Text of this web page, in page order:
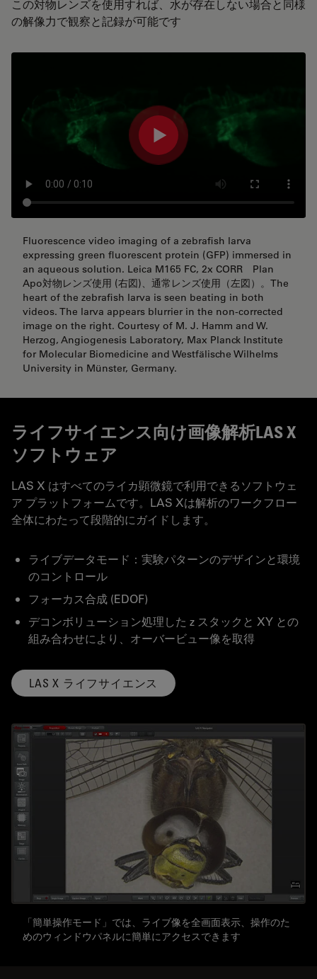
この対物レンズを使用すれば、水が存在しない場合と同様
の解像力で観察と記録が可能です
Fluorescence video imaging of a zebrafish larva
expressing green fluorescent protein (GFP) immersed in
an aqueous solution. Leica M165 FC, 2x CORR Plan
Apo対物レンズ使用 (右図)、通常レンズ使用（左図）。The
heart of the zebrafish larva is seen beating in both
videos. The larva appears blurrier in the non-corrected
image on the right. Courtesy of M. J. Hamm and W.
Herzog, Angiogenesis Laboratory, Max Planck Institute
for Molecular Biomedicine and Westfälische Wilhelms
University in Münster, Germany.
ライフサイエンス向け画像解析LAS X
ソフトウェア
LAS X はすべてのライカ顕微鏡で利用できるソフトウェ
ア プラットフォームです。LAS Xは解析のワークフロー
全体にわたって段階的にガイドします。
ライブデータモード：実験パターンのデザインと環境
のコントロール
フォーカス合成 (EDOF)
デコンボリューション処理した z スタックと XY との
組み合わせにより、オーバービュー像を取得
LAS X ライフサイエンス
「簡単操作モード」では、ライブ像を全画面表示、操作のた
めのウィンドウパネルに簡単にアクセスできます